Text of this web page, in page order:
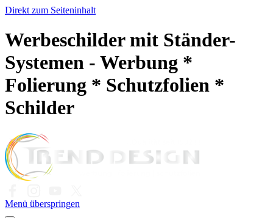
Direkt zum Seiteninhalt
Werbeschilder mit Ständer-
Systemen - Werbung *
Folierung * Schutzfolien *
Schilder
Menü überspringen